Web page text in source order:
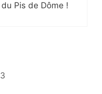
Pis de Dôme !